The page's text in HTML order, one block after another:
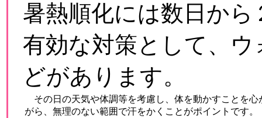
暑熱順化には数日か
有効な対策として、
どがあります。
その日の天気や体調等を考慮し、体を動かすことを心
がら、無理のない範囲で汗をかくことがポイントです。